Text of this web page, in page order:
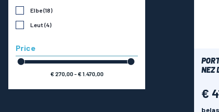
Elbe(18)
Leut(4)
Price
€ 270,00 - € 1.470,00
NEZ
Prijs
€